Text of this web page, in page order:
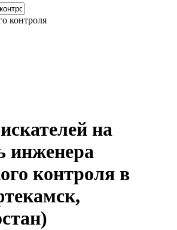
контроля
на
инженера
контроля в